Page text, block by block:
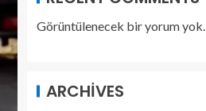
Görüntülenecek bir yorum yok.
ARCHIVES